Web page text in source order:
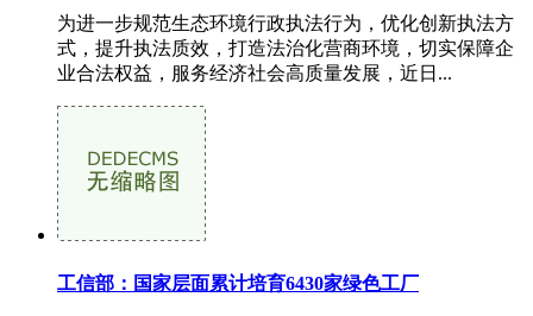
为进一步规范生态环境行政执法行为，优化创新执法方
式，提升执法质效，打造法治化营商环境，切实保障企
业合法权益，服务经济社会高质量发展，近日...
工信部：国家层面累计培育6430家绿色工厂